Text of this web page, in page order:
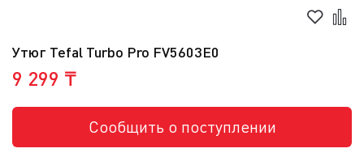
Утюг Tefal Turbo Pro FV5603E0
9 299 ₸
Сообщить о поступлении